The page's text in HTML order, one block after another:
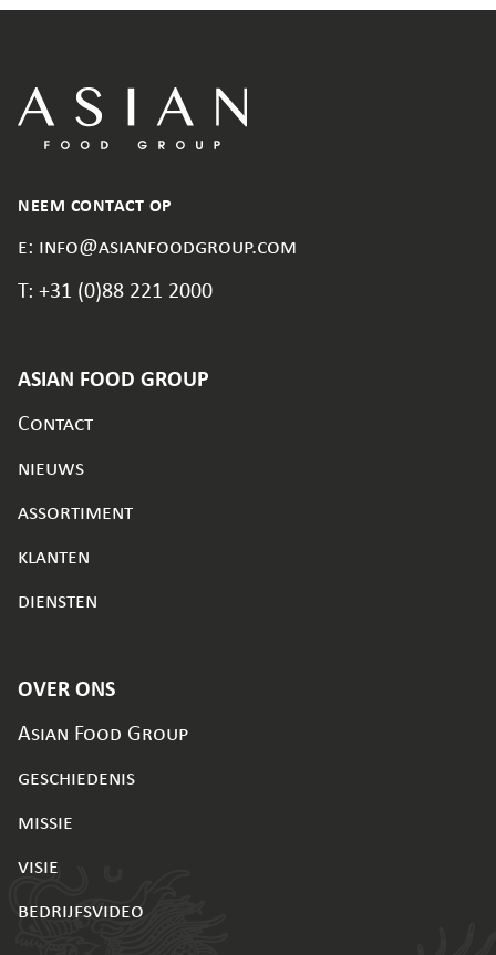
NEEM CONTACT OP
e: info@asianfoodgroup.com
T: +31 (0)88 221 2000
ASIAN FOOD GROUP
Contact
nieuws
assortiment
klanten
diensten
OVER ONS
Asian Food Group
geschiedenis
missie
visie
bedrijfsvideo